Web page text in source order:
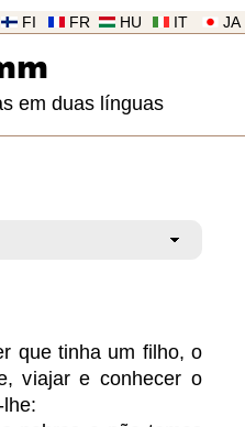
JA
IT
HU
FR
FI
em duas línguas
que tinha um filho, o
viajar e conhecer o